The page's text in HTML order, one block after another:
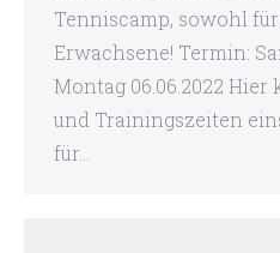
Tenniscamp, sowohl
Erwachsene! Termin:
Montag 06.06.2022
und Trainingszeiten
für…